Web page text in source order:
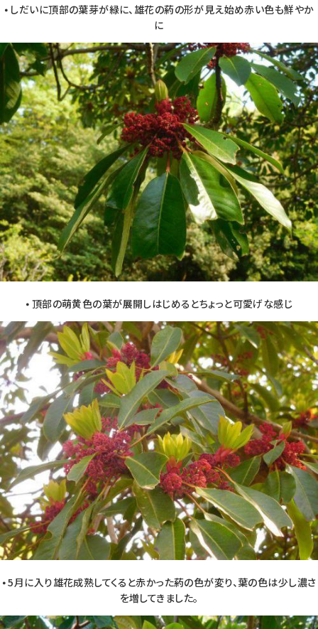
⦁ しだいに頂部の葉芽が緑に、雄花の葯の形が見え始め赤い色も鮮やか
に
⦁ 頂部の萌黄色の葉が展開しはじめるとちょっと可愛げな感じ
⦁ 5月に入り雄花成熟してくると赤かった葯の色が変り、葉の色は少し濃さ
を増してきました。